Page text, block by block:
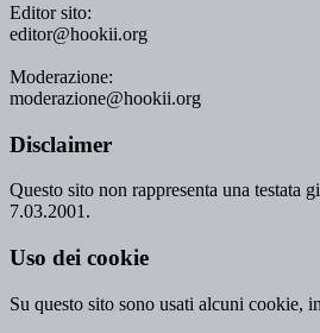
Editor sito:
editor@hookii.org
Moderazione:
moderazione@hookii.org
Disclaimer
Questo sito non rappresenta una
7.03.2001.
Uso dei cookie
Su questo sito sono usati alcuni